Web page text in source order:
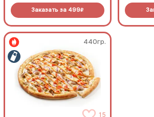
Заказать за 499R
440гр.
15